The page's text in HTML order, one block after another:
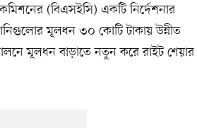
কমিশনের (বিএসইসি) একটি নির্দেশনার
মূলধন ৩০ কোটি টাকায় উন্নীত
মূলধন বাড়াতে নতুন করে রাইট শেয়ার